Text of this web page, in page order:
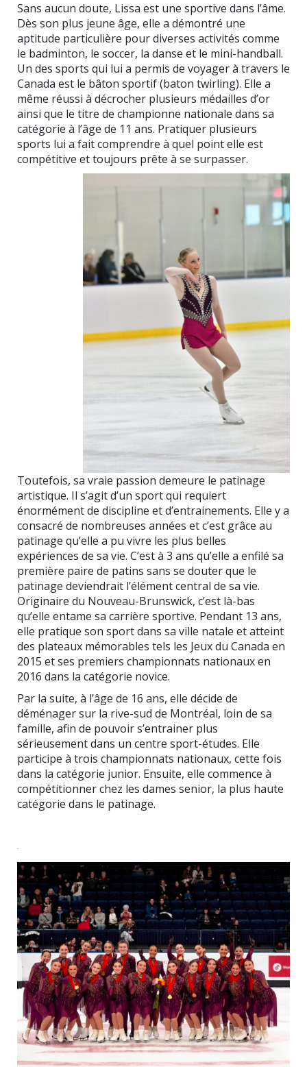
Sans aucun doute, Lissa est une sportive dans l’âme.
Dès son plus jeune âge, elle a démontré une
aptitude particulière pour diverses activités comme
le badminton, le soccer, la danse et le mini-handball.
Un des sports qui lui a permis de voyager à travers le
Canada est le bâton sportif (baton twirling). Elle a
même réussi à décrocher plusieurs médailles d’or
ainsi que le titre de championne nationale dans sa
catégorie à l’âge de 11 ans. Pratiquer plusieurs
sports lui a fait comprendre à quel point elle est
compétitive et toujours prête à se surpasser.
Toutefois, sa vraie passion demeure le patinage
artistique. Il s’agit d’un sport qui requiert
énormément de discipline et d’entrainements. Elle y a
consacré de nombreuses années et c’est grâce au
patinage qu’elle a pu vivre les plus belles
expériences de sa vie. C’est à 3 ans qu’elle a enfilé sa
première paire de patins sans se douter que le
patinage deviendrait l’élément central de sa vie.
Originaire du Nouveau-Brunswick, c’est là-bas
qu’elle entame sa carrière sportive. Pendant 13 ans,
elle pratique son sport dans sa ville natale et atteint
des plateaux mémorables tels les Jeux du Canada en
2015 et ses premiers championnats nationaux en
2016 dans la catégorie novice.
Par la suite, à l’âge de 16 ans, elle décide de
déménager sur la rive-sud de Montréal, loin de sa
famille, afin de pouvoir s’entrainer plus
sérieusement dans un centre sport-études. Elle
participe à trois championnats nationaux, cette fois
dans la catégorie junior. Ensuite, elle commence à
compétitionner chez les dames senior, la plus haute
catégorie dans le patinage.